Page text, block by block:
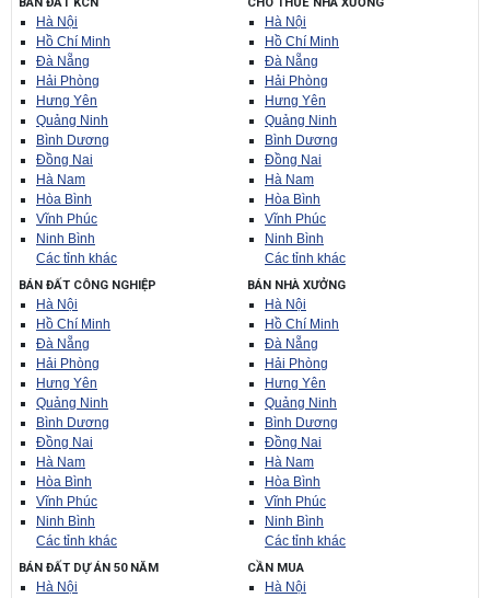
Hà Nội
Hồ Chí Minh
Đà Nẵng
Hải Phòng
Hưng Yên
Quảng Ninh
Bình Dương
Đồng Nai
Hà Nam
Hòa Bình
Vĩnh Phúc
Ninh Bình
Các tỉnh khác
Hà Nội
Hồ Chí Minh
Đà Nẵng
Hải Phòng
Hưng Yên
Quảng Ninh
Bình Dương
Đồng Nai
Hà Nam
Hòa Bình
Vĩnh Phúc
Ninh Bình
Các tỉnh khác
BÁN ĐẤT CÔNG NGHIỆP
Hà Nội
Hồ Chí Minh
Đà Nẵng
Hải Phòng
Hưng Yên
Quảng Ninh
Bình Dương
Đồng Nai
Hà Nam
Hòa Bình
Vĩnh Phúc
Ninh Bình
Các tỉnh khác
BÁN NHÀ XƯỞNG
Hà Nội
Hồ Chí Minh
Đà Nẵng
Hải Phòng
Hưng Yên
Quảng Ninh
Bình Dương
Đồng Nai
Hà Nam
Hòa Bình
Vĩnh Phúc
Ninh Bình
Các tỉnh khác
BÁN ĐẤT DỰ ÁN 50 NĂM
Hà Nội
CẦN MUA
Hà Nội